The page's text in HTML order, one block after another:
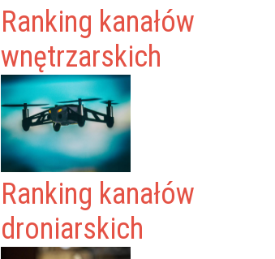
Ranking kanałów
wnętrzarskich
Ranking kanałów
droniarskich